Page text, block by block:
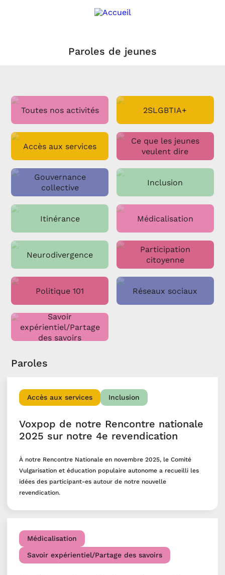
Paroles de jeunes
Toutes nos activités 2SLGBTIA+
Accès aux services
Ce que les jeunes
veulent dire
Gouvernance
collective
Inclusion
Itinérance Médicalisation
Neurodivergence
Participation
citoyenne
Politique 101 Réseaux sociaux
Savoir
expérientiel/Partage
des savoirs
Paroles
Accès aux services Inclusion
Voxpop de notre Rencontre nationale
2025 sur notre 4e revendication
À notre Rencontre Nationale en novembre 2025, le Comité
Vulgarisation et éducation populaire autonome a recueilli les
idées des participant-es autour de notre nouvelle
revendication.
Médicalisation
Savoir expérientiel/Partage des savoirs